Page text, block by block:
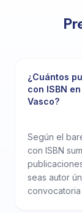
¿Cuántos
con ISBN
Vasco?
Según el
con ISBN
seas autor